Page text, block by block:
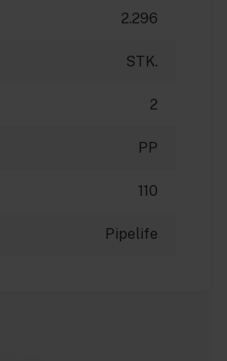
2.296
STK.
2
PP
110
Pipelife